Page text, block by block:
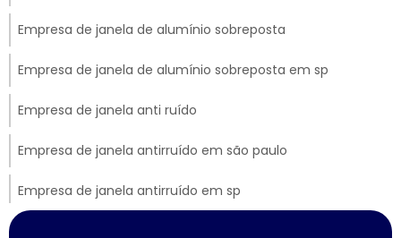
Empresa de janela de alumínio sobreposta
Empresa de janela de alumínio sobreposta em sp
Empresa de janela anti ruído
Empresa de janela antirruído em são paulo
Empresa de janela antirruído em sp